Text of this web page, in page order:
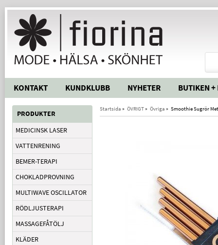
KONTAKT KUNDKLUBB NYHETER BUTIKEN +
PRODUKTER
MEDICINSK LASER
VATTENRENING
BEMER-TERAPI
CHOKLADPROVNING
MULTIWAVE OSCILLATOR
RÖDLJUSTERAPI
MASSAGEFÅTÖLJ
KLÄDER
Startsida » ÖVRIGT» Övriga » Smoothie Sugrör